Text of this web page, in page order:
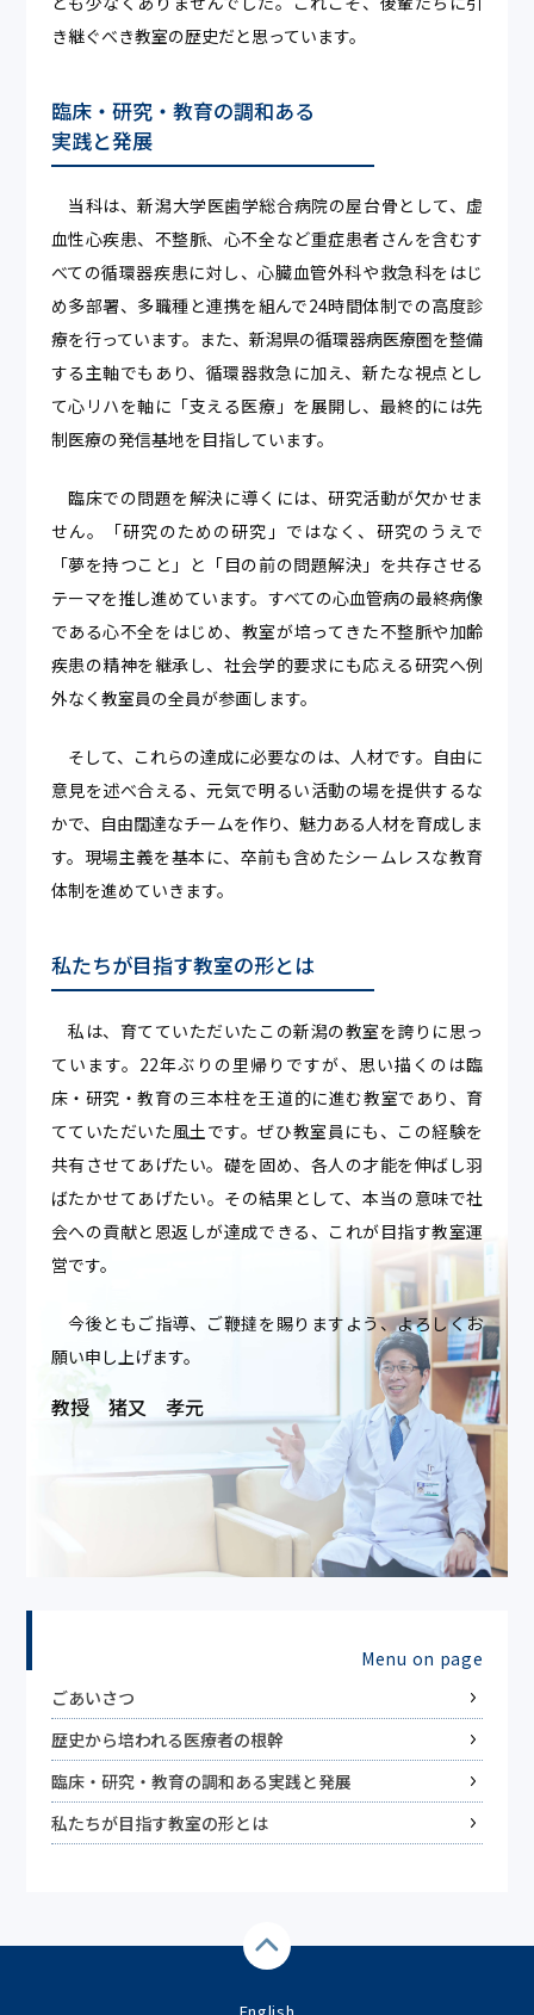
き継ぐべき教室の歴史だと思っています。
臨床・研究・教育の調和ある
実践と発展
当科は、新潟大学医歯学総合病院の屋台骨として、虚
血性心疾患、不整脈、心不全など重症患者さんを含むす
べての循環器疾患に対し、心臓血管外科や救急科をはじ
め多部署、多職種と連携を組んで24時間体制での高度診
療を行っています。また、新潟県の循環器病医療圏を整備
する主軸でもあり、循環器救急に加え、新たな視点とし
て心リハを軸に「支える医療」を展開し、最終的には先
制医療の発信基地を目指しています。
臨床での問題を解決に導くには、研究活動が欠かせま
せん。「研究のための研究」ではなく、研究のうえで
「夢を持つこと」と「目の前の問題解決」を共存させる
テーマを推し進めています。すべての心血管病の最終病像
である心不全をはじめ、教室が培ってきた不整脈や加齢
疾患の精神を継承し、社会学的要求にも応える研究へ例
外なく教室員の全員が参画します。
そして、これらの達成に必要なのは、人材です。自由に
意見を述べ合える、元気で明るい活動の場を提供するな
かで、自由闊達なチームを作り、魅力ある人材を育成しま
す。現場主義を基本に、卒前も含めたシームレスな教育
体制を進めていきます。
私たちが目指す教室の形とは
私は、育てていただいたこの新潟の教室を誇りに思っ
ています。22年ぶりの里帰りですが、思い描くのは臨
床・研究・教育の三本柱を王道的に進む教室であり、育
てていただいた風土です。ぜひ教室員にも、この経験を
共有させてあげたい。礎を固め、各人の才能を伸ばし羽
ばたかせてあげたい。その結果として、本当の意味で社
会への貢献と恩返しが達成できる、これが目指す教室運
営です。
今後ともご指導、ご鞭撻を賜りますよう、よろしくお
願い申し上げます。
教授 猪又 孝元
Menu on page
ごあいさつ
歴史から培われる医療者の根幹
臨床・研究・教育の調和ある実践と発展
私たちが目指す教室の形とは